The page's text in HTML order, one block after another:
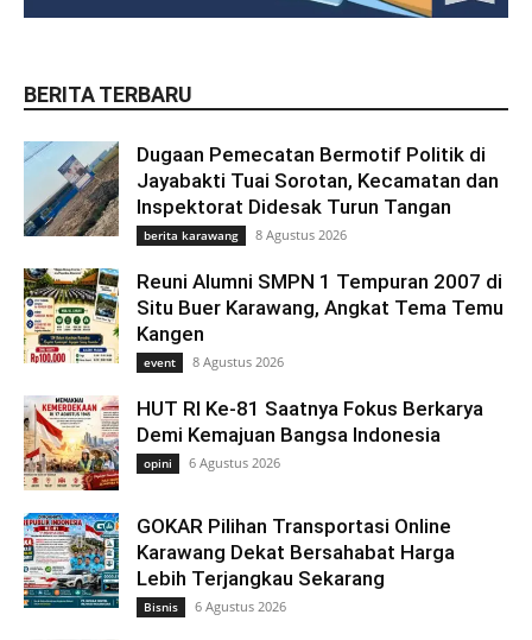
BERITA TERBARU
Dugaan Pemecatan Bermotif Politik di
Jayabakti Tuai Sorotan, Kecamatan dan
Inspektorat Didesak Turun Tangan
berita karawang 8 Agustus 2026
Reuni Alumni SMPN 1 Tempuran 2007 di
Situ Buer Karawang, Angkat Tema Temu
Kangen
event 8 Agustus 2026
HUT RI Ke-81 Saatnya Fokus Berkarya
Demi Kemajuan Bangsa Indonesia
opini 6 Agustus 2026
GOKAR Pilihan Transportasi Online
Karawang Dekat Bersahabat Harga
Lebih Terjangkau Sekarang
Bisnis 6 Agustus 2026